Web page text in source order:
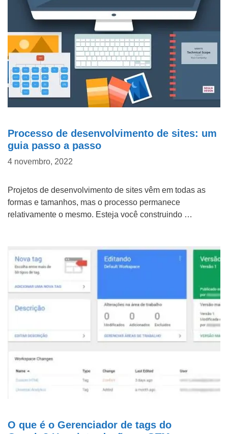
Processo de desenvolvimento de sites: um
guia passo a passo
4 novembro, 2022
Projetos de desenvolvimento de sites vêm em todas as
formas e tamanhos, mas o processo permanece
relativamente o mesmo. Esteja você construindo …
O que é o Gerenciador de tags do